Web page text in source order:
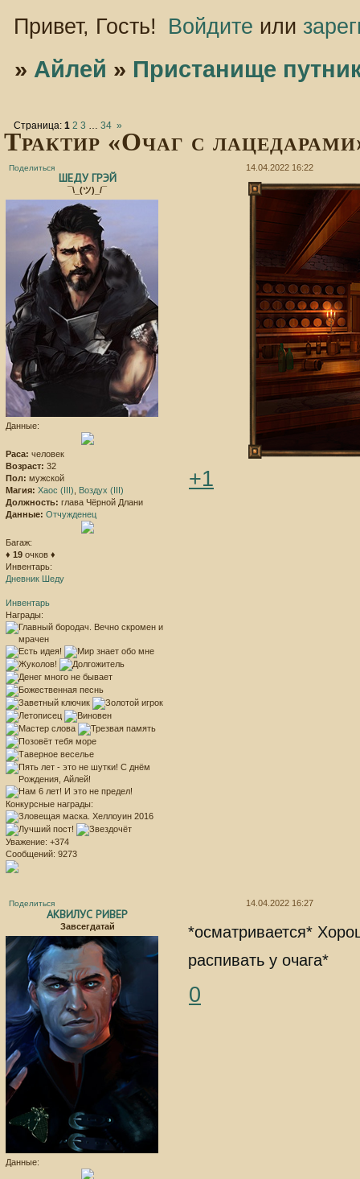
Привет, Гость! Войдите или
» Айлей » Пристанище
Трактир «Очаг с
Страница:1 2 3 … 34 »
Поделиться 14.04.2022 16:22
ШЕДУ ГРЭЙ
¯\_(ツ)_/¯
Данные:
Раса: человек
Возраст: 32
Пол: мужской
Магия: Хаос (III), Воздух (III)
Должность: глава Чёрной Длани
Данные: Отчужденец
Багаж:
♦ 19 очков ♦
Инвентарь:
Дневник Шеду
Инвентарь
Награды:
Конкурсные награды:
Уважение: +374
Сообщений: 9273
+1
Поделиться 14.04.2022 16:27
АКВИЛУС РИВЕР
Завсегдатай
Данные:
*осматривается*
распивать у очага*
0